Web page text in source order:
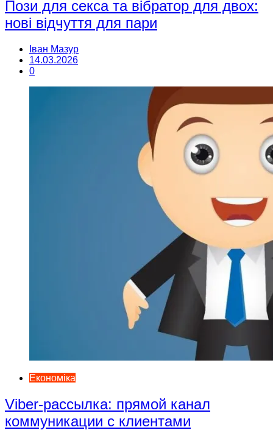
Пози для секса та вібратор для двох:
нові відчуття для пари
Іван Мазур
14.03.2026
0
Економіка
Viber-рассылка: прямой канал
коммуникации с клиентами